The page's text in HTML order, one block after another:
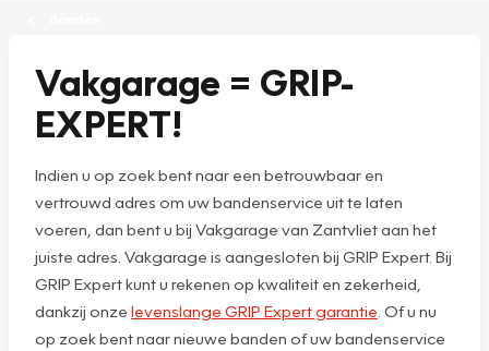
Vakgarage = GRIP-
EXPERT!
Indien u op zoek bent naar een betrouwbaar en
vertrouwd adres om uw bandenservice uit te laten
voeren, dan bent u bij Vakgarage van Zantvliet aan het
juiste adres. Vakgarage is aangesloten bij GRIP Expert. Bij
GRIP Expert kunt u rekenen op kwaliteit en zekerheid,
dankzij onze levenslange GRIP Expert garantie . Of u nu
op zoek bent naar nieuwe banden of uw bandenservice